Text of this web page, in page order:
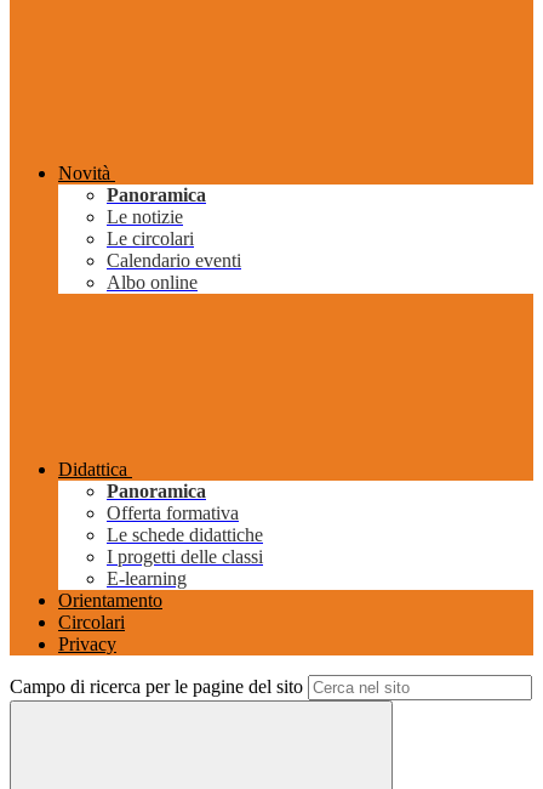
Novità
Panoramica
Le notizie
Le circolari
Calendario eventi
Albo online
Didattica
Panoramica
Offerta formativa
Le schede didattiche
I progetti delle classi
E-learning
Orientamento
Circolari
Privacy
Campo di ricerca per le pagine del sito